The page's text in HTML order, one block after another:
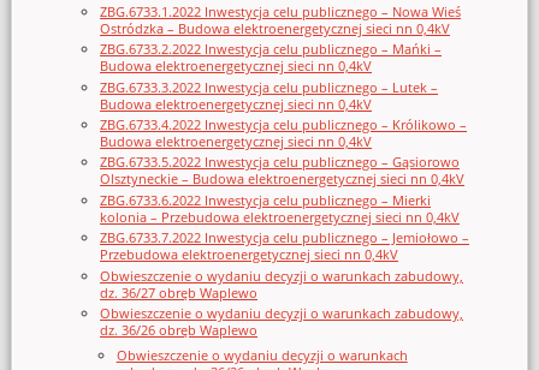
ZBG.6733.1.2022 Inwestycja celu publicznego – Nowa Wieś
Ostródzka – Budowa elektroenergetycznej sieci nn 0,4kV
ZBG.6733.2.2022 Inwestycja celu publicznego – Mańki –
Budowa elektroenergetycznej sieci nn 0,4kV
ZBG.6733.3.2022 Inwestycja celu publicznego – Lutek –
Budowa elektroenergetycznej sieci nn 0,4kV
ZBG.6733.4.2022 Inwestycja celu publicznego – Królikowo –
Budowa elektroenergetycznej sieci nn 0,4kV
ZBG.6733.5.2022 Inwestycja celu publicznego – Gąsiorowo
Olsztyneckie – Budowa elektroenergetycznej sieci nn 0,4kV
ZBG.6733.6.2022 Inwestycja celu publicznego – Mierki
kolonia – Przebudowa elektroenergetycznej sieci nn 0,4kV
ZBG.6733.7.2022 Inwestycja celu publicznego – Jemiołowo –
Przebudowa elektroenergetycznej sieci nn 0,4kV
Obwieszczenie o wydaniu decyzji o warunkach zabudowy,
dz. 36/27 obręb Waplewo
Obwieszczenie o wydaniu decyzji o warunkach zabudowy,
dz. 36/26 obręb Waplewo
Obwieszczenie o wydaniu decyzji o warunkach